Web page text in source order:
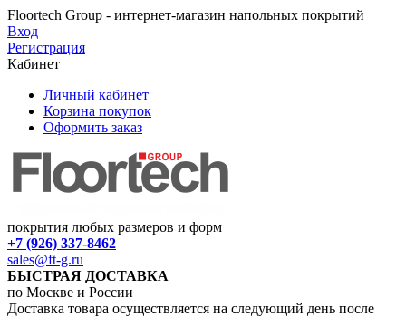
Floortech Group - интернет-магазин напольных покрытий
Вход |
Регистрация
Кабинет
Личный кабинет
Корзина покупок
Оформить заказ
покрытия любых размеров и форм
+7 (926) 337-8462
sales@ft-g.ru
БЫСТРАЯ ДОСТАВКА
по Москве и России
Доставка товара осуществляется на следующий день после